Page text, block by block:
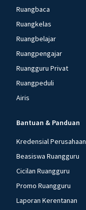
Ruangbaca
Ruangkelas
Ruangbelajar
Ruangpengajar
Ruangguru Privat
Ruangpeduli
Airis
Bantuan & Panduan
Kredensial Perusahaan
Beasiswa Ruangguru
Cicilan Ruangguru
Promo Ruangguru
Laporan Kerentanan